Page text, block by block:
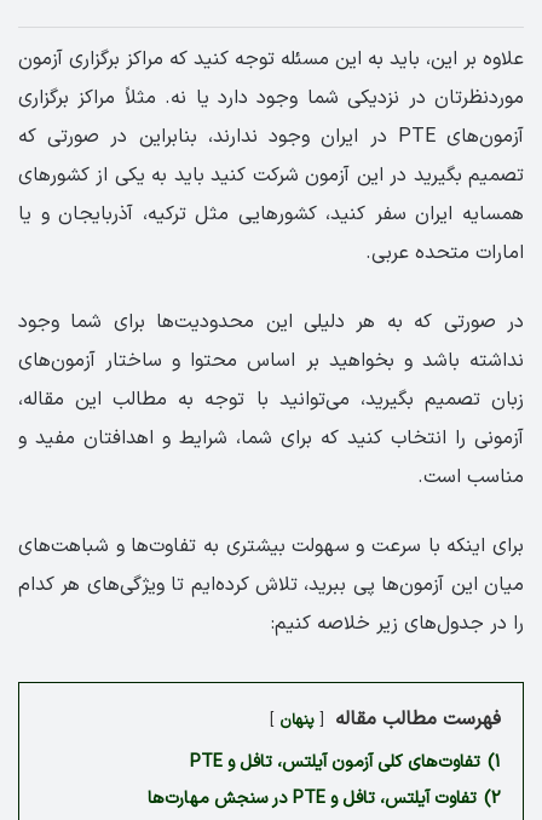
علاوه بر این، باید به این مسئله توجه کنید که مراکز برگزاری آزمون
موردنظرتان در نزدیکی شما وجود دارد یا نه. مثلاً مراکز برگزاری
آزمون‌های PTE در ایران وجود ندارند، بنابراین در صورتی که
تصمیم بگیرید در این آزمون شرکت کنید باید به یکی از کشورهای
همسایه ایران سفر کنید، کشورهایی مثل ترکیه، آذربایجان و یا
امارات متحده عربی.
در صورتی که به هر دلیلی این محدودیت‌ها برای شما وجود
نداشته باشد و بخواهید بر اساس محتوا و ساختار آزمون‌های
زبان تصمیم بگیرید، می‌توانید با توجه به مطالب این مقاله،
آزمونی را انتخاب کنید که برای شما، شرایط و اهدافتان مفید و
مناسب است.
برای اینکه با سرعت و سهولت بیشتری به تفاوت‌ها و شباهت‌های
میان این آزمون‌ها پی ببرید، تلاش کرده‌ایم تا ویژگی‌های هر کدام
را در جدول‌های زیر خلاصه کنیم:
فهرست مطالب مقاله پنهان
1) تفاوت‌های کلی آزمون آیلتس، تافل و PTE
2) تفاوت آیلتس، تافل و PTE در سنجش مهارت‌ها